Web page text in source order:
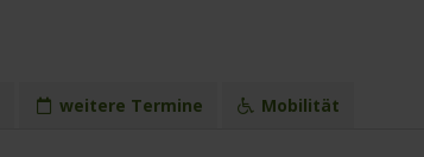
weitere Termine Mobilität